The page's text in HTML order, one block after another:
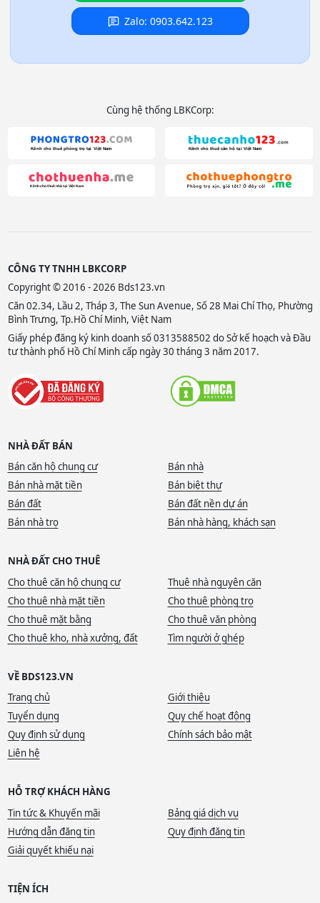
Zalo: 0903.642.123
Cùng hệ thống LBKCorp:
CÔNG TY TNHH LBKCORP
Copyright © 2016 - 2026 Bds123.vn
Căn 02.34, Lầu 2, Tháp 3, The Sun Avenue, Số 28 Mai Chí Thọ, Phường
Bình Trưng, Tp.Hồ Chí Minh, Việt Nam
Giấy phép đăng ký kinh doanh số 0313588502 do Sở kế hoạch và Đầu
tư thành phố Hồ Chí Minh cấp ngày 30 tháng 3 năm 2017.
NHÀ ĐẤT BÁN
Bán căn hộ chung cư
Bán nhà
Bán nhà mặt tiền
Bán biệt thự
Bán đất
Bán đất nền dự án
Bán nhà trọ
Bán nhà hàng, khách sạn
NHÀ ĐẤT CHO THUÊ
Cho thuê căn hộ chung cư
Thuê nhà nguyên căn
Cho thuê nhà mặt tiền
Cho thuê phòng trọ
Cho thuê mặt bằng
Cho thuê văn phòng
Cho thuê kho, nhà xưởng, đất
Tìm người ở ghép
VỀ BDS123.VN
Trang chủ
Giới thiệu
Tuyển dụng
Quy chế hoạt động
Quy định sử dụng
Chính sách bảo mật
Liên hệ
HỖ TRỢ KHÁCH HÀNG
Tin tức & Khuyến mãi
Bảng giá dịch vụ
Hướng dẫn đăng tin
Quy định đăng tin
Giải quyết khiếu nại
TIỆN ÍCH